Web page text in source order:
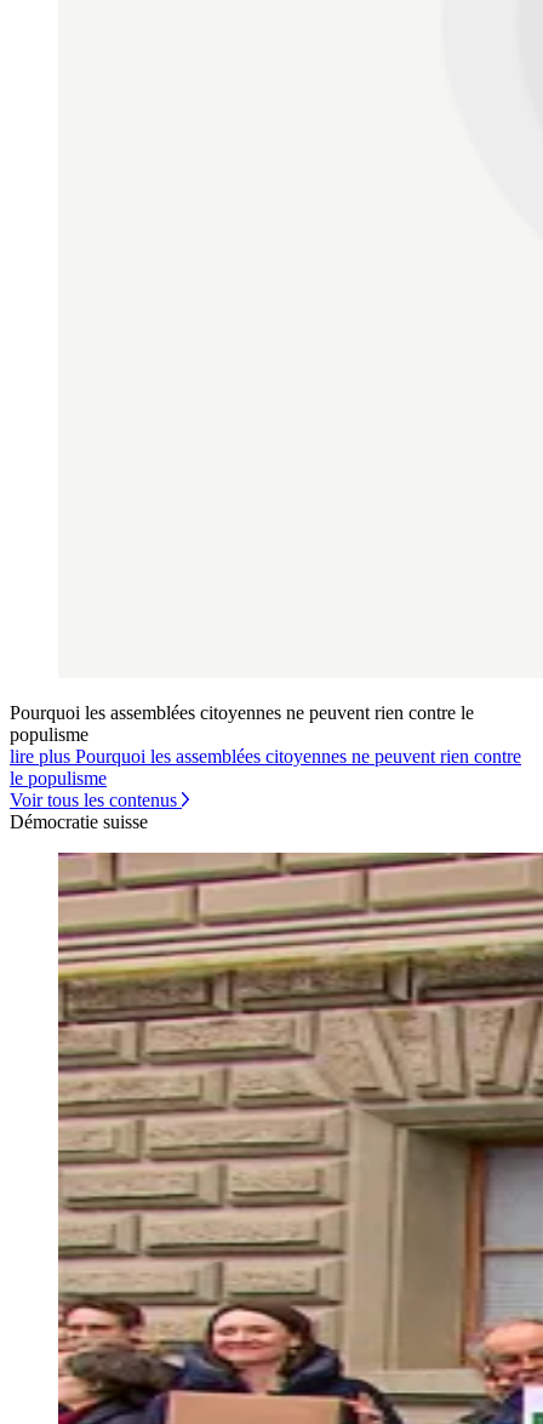
Pourquoi les assemblées citoyennes ne peuvent rien contre le
populisme
lire plus Pourquoi les assemblées citoyennes ne peuvent rien contre
le populisme
Voir tous les contenus
Démocratie suisse